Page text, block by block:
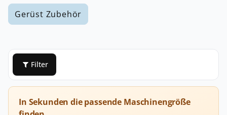
Gerüst Zubehör
Filter
In Sekunden die passende Maschinengröße